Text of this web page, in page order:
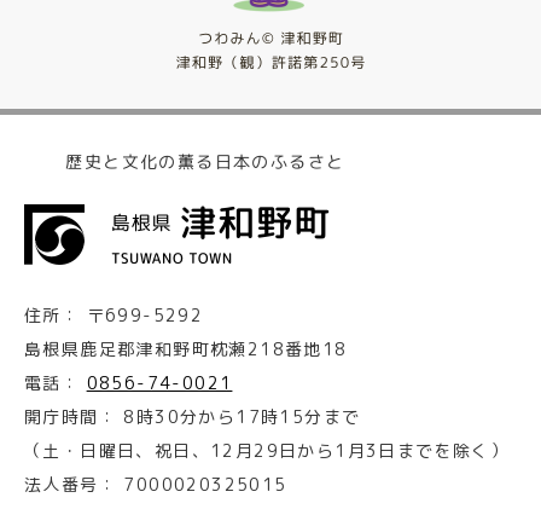
歴史と文化の薫る日本のふるさと
住所：
〒699-5292
島根県鹿足郡津和野町枕瀬218番地18
電話：
0856-74-0021
開庁時間：
8時30分から17時15分まで
（土・日曜日、祝日、12月29日から1月3日までを除く）
法人番号：
7000020325015